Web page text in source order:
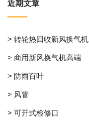
近期文章
> 转轮热回收新风换气机
> 商用新风换气机高端
> 防雨百叶
> 风管
> 可开式检修口